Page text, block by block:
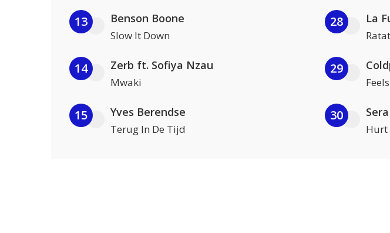
13 Benson Boone
Slow It Down
14 Zerb ft. Sofiya Nzau
Mwaki
15 Yves Berendse
Terug In De Tijd
28 La
29
30 Sera
Hurt